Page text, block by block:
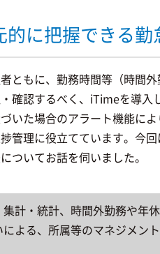
に把握できる
ともに、勤務時間等（時間
確認するべく、iTimeを導
いた場合のアラート機能に
管理に役立てています。今
ついてお話を伺いました。
計・統計、時間外勤務や年
よる、所属等のマネジメン